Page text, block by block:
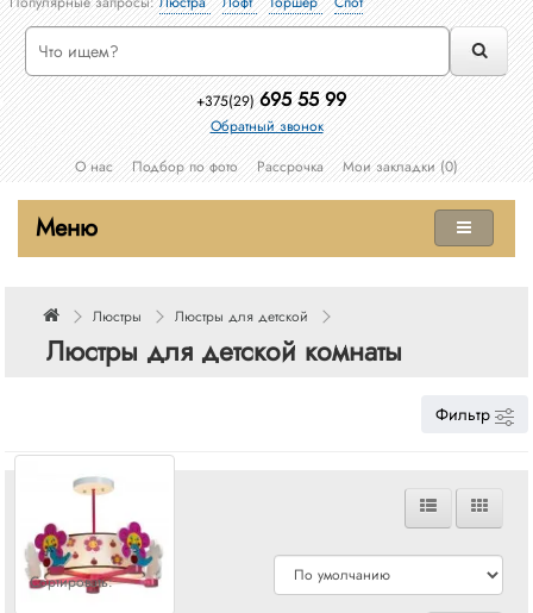
+375(29) 695 55 99
Обратный звонок
О нас
Подбор по фото Рассрочка Мои закладки (0)
Меню
Люстры Люстры для детской
Люстры для детской комнаты
Фильтр
Сравнения
Сортировать: